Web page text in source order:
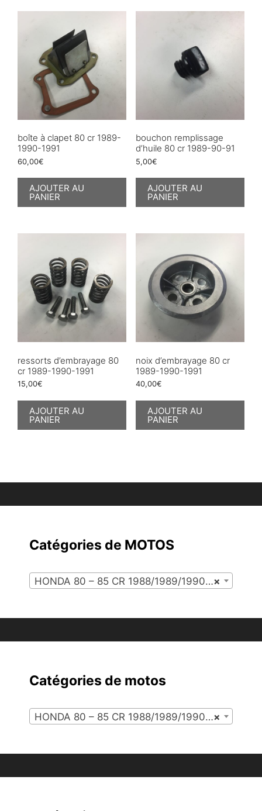
boîte à clapet 80 cr 1989-
1990-1991
60,00€
AJOUTER AU
PANIER
bouchon remplissage
d’huile 80 cr 1989-90-91
5,00€
AJOUTER AU
PANIER
ressorts d’embrayage 80
cr 1989-1990-1991
15,00€
AJOUTER AU
PANIER
noix d’embrayage 80 cr
1989-1990-1991
40,00€
AJOUTER AU
PANIER
Catégories de MOTOS
×
HONDA 80 – 85 CR 1988/1989/1990/1991 (114)
Catégories de motos
×
HONDA 80 – 85 CR 1988/1989/1990/1991 (114)